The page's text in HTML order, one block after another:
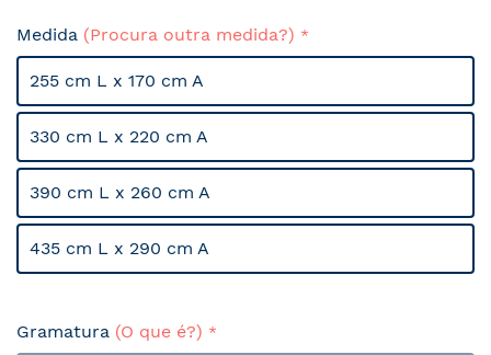
Medida (Procura outra medida?)
255 cm L x 170 cm A
330 cm L x 220 cm A
390 cm L x 260 cm A
435 cm L x 290 cm A
Gramatura (O que é?)